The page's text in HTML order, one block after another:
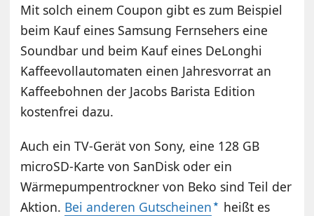
Mit solch einem Coupon gibt es zum Beispiel
beim Kauf eines Samsung Fernsehers eine
Soundbar und beim Kauf eines DeLonghi
Kaffeevollautomaten einen Jahresvorrat an
Kaffeebohnen der Jacobs Barista Edition
kostenfrei dazu.
Auch ein TV-Gerät von Sony, eine 128 GB
microSD-Karte von SanDisk oder ein
Wärmepumpentrockner von Beko sind Teil der
Aktion. Bei anderen Gutscheinen
heißt es